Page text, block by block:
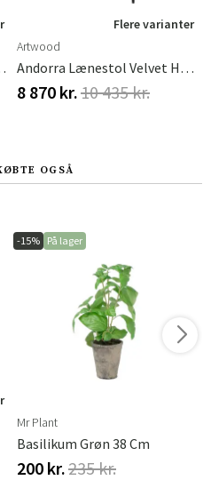
Linen
Flere varianter
Artwood
Andorra Lænestol Velvet Hazel
8 870 kr.10 435 kr.
OGSÅ
-15% På lager
Mr Plant
Basilikum Grøn 38 Cm
200 kr.235 kr.